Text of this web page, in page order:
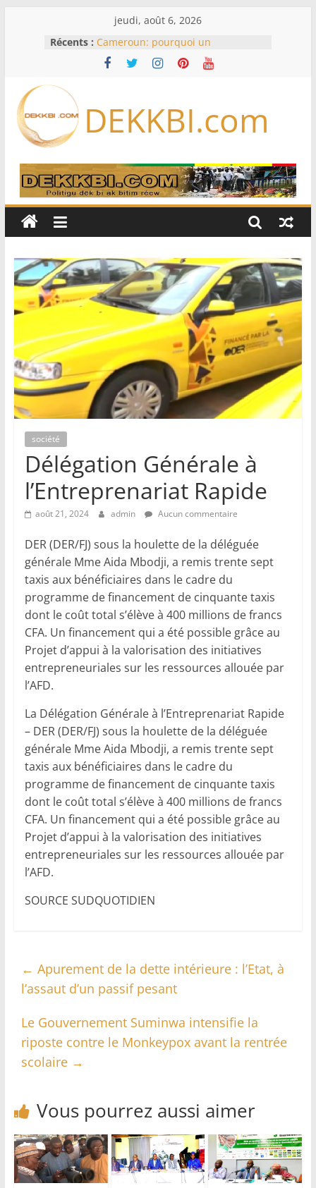
jeudi, août 6, 2026
Récents : Cameroun: pourquoi un
remaniement au sommet de
l’armée alors que Paul Biya est hors
logiciels écrits par l’IA, dominé par
Anthropic et OpenAI
Disney s’associe à TikTok pour tirer
davantage profit de ses univers
légendaires
France – Algérie: l’affaire Mehdi
policière contre le narcotrafic
DEKKBI.com
société
Délégation Générale à
l’Entreprenariat Rapide
août 21, 2024 admin Aucun commentaire
DER (DER/FJ) sous la houlette de la déléguée
générale Mme Aida Mbodji, a remis trente sept
taxis aux bénéficiaires dans le cadre du
programme de financement de cinquante taxis
dont le coût total s’élève à 400 millions de francs
CFA. Un financement qui a été possible grâce au
Projet d’appui à la valorisation des initiatives
entrepreneuriales sur les ressources allouée par
l’AFD.
La Délégation Générale à l’Entreprenariat Rapide
– DER (DER/FJ) sous la houlette de la déléguée
générale Mme Aida Mbodji, a remis trente sept
taxis aux bénéficiaires dans le cadre du
programme de financement de cinquante taxis
dont le coût total s’élève à 400 millions de francs
CFA. Un financement qui a été possible grâce au
Projet d’appui à la valorisation des initiatives
entrepreneuriales sur les ressources allouée par
l’AFD.
SOURCE SUDQUOTIDIEN
← Apurement de la dette intérieure : l’Etat, à
l’assaut d’un passif pesant
Le Gouvernement Suminwa intensifie la
riposte contre le Monkeypox avant la rentrée
scolaire →
Vous pourrez aussi aimer